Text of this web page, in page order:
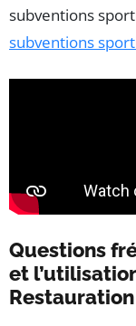
subventions
subventions
Questions
et
Restauration